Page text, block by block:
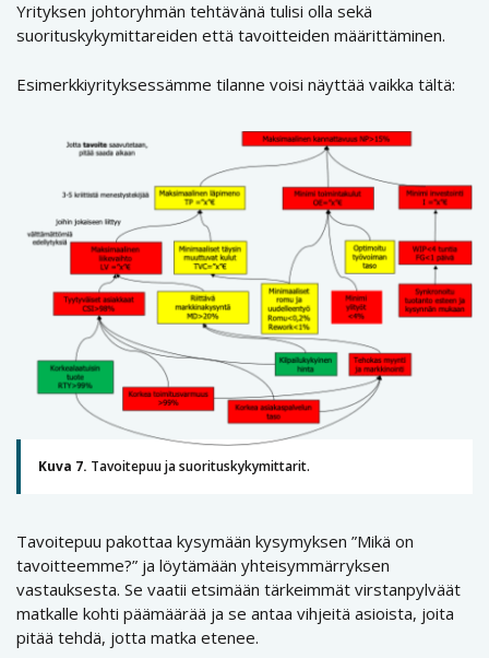
Yrityksen johtoryhmän tehtävänä tulisi olla sekä
suorituskykymittareiden että tavoitteiden määrittäminen.
Esimerkkiyrityksessämme tilanne voisi näyttää vaikka tältä:
Kuva 7. Tavoitepuu ja suorituskykymittarit.
Tavoitepuu pakottaa kysymään kysymyksen ”Mikä on
tavoitteemme?” ja löytämään yhteisymmärryksen
vastauksesta. Se vaatii etsimään tärkeimmät virstanpylväät
matkalle kohti päämäärää ja se antaa vihjeitä asioista, joita
pitää tehdä, jotta matka etenee.